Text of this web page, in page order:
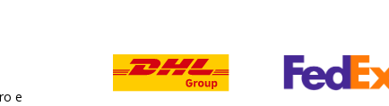
e